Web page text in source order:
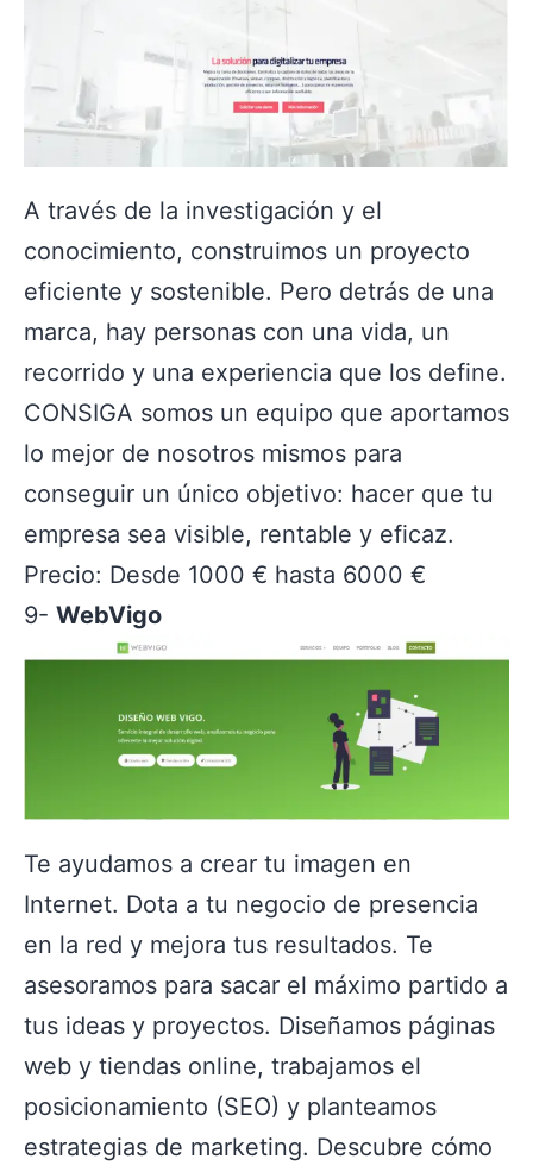
A través de la investigación y el
conocimiento, construimos un proyecto
eficiente y sostenible. Pero detrás de una
marca, hay personas con una vida, un
recorrido y una experiencia que los define.
CONSIGA somos un equipo que aportamos
lo mejor de nosotros mismos para
conseguir un único objetivo: hacer que tu
empresa sea visible, rentable y eficaz.
Precio: Desde 1000 € hasta 6000 €
9- WebVigo
Te ayudamos a crear tu imagen en
Internet. Dota a tu negocio de presencia
en la red y mejora tus resultados. Te
asesoramos para sacar el máximo partido a
tus ideas y proyectos. Diseñamos páginas
web y tiendas online, trabajamos el
posicionamiento (SEO) y planteamos
estrategias de marketing. Descubre cómo